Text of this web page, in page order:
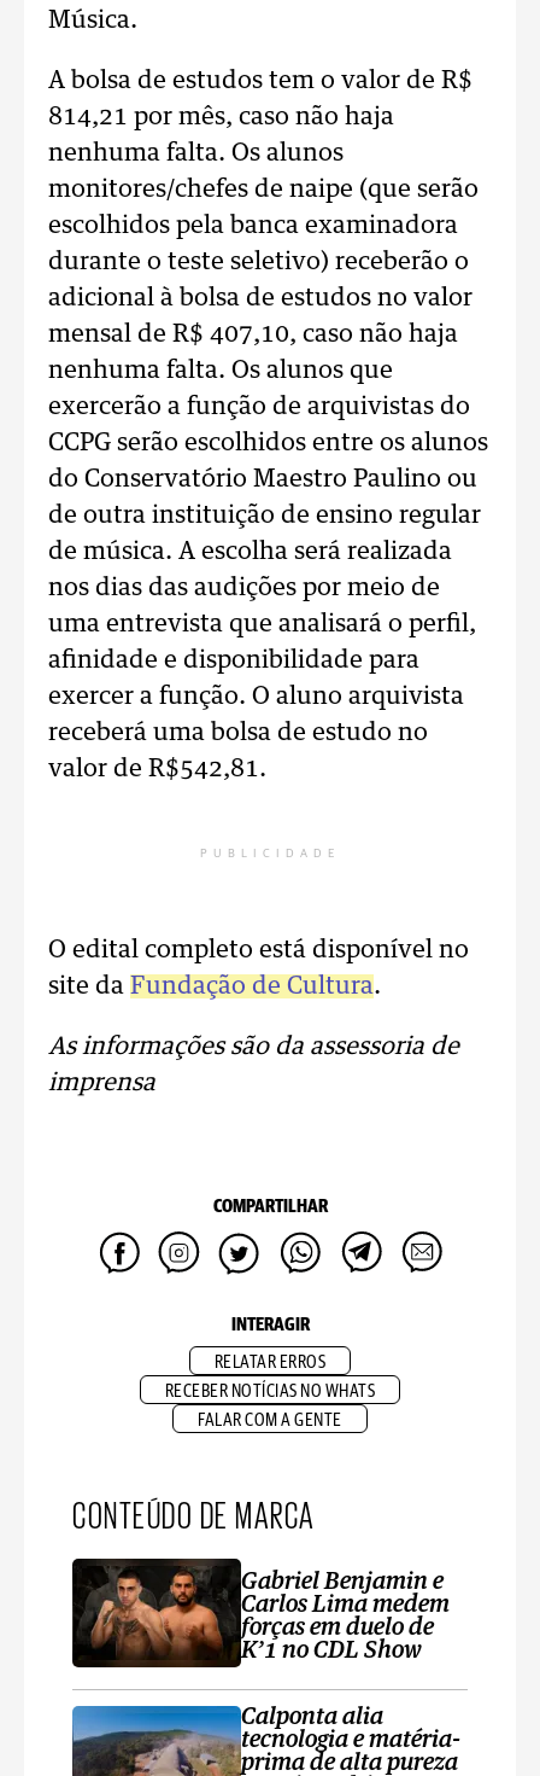
Música.
A bolsa de estudos tem o valor de R$
814,21 por mês, caso não haja
nenhuma falta. Os alunos
monitores/chefes de naipe (que serão
escolhidos pela banca examinadora
durante o teste seletivo) receberão o
adicional à bolsa de estudos no valor
mensal de R$ 407,10, caso não haja
nenhuma falta. Os alunos que
exercerão a função de arquivistas do
CCPG serão escolhidos entre os alunos
do Conservatório Maestro Paulino ou
de outra instituição de ensino regular
de música. A escolha será realizada
nos dias das audições por meio de
uma entrevista que analisará o perfil,
afinidade e disponibilidade para
exercer a função. O aluno arquivista
receberá uma bolsa de estudo no
valor de R$542,81.
PUBLICIDADE
O edital completo está disponível no
site da Fundação de Cultura.
As informações são da assessoria de
imprensa
COMPARTILHAR
INTERAGIR
RELATAR ERROS
RECEBER NOTÍCIAS NO WHATS
FALAR COM A GENTE
CONTEÚDO DE MARCA
Gabriel Benjamin e
Carlos Lima medem
forças em duelo de
K’1 no CDL Show
Calponta alia
tecnologia e matéria-
prima de alta pureza